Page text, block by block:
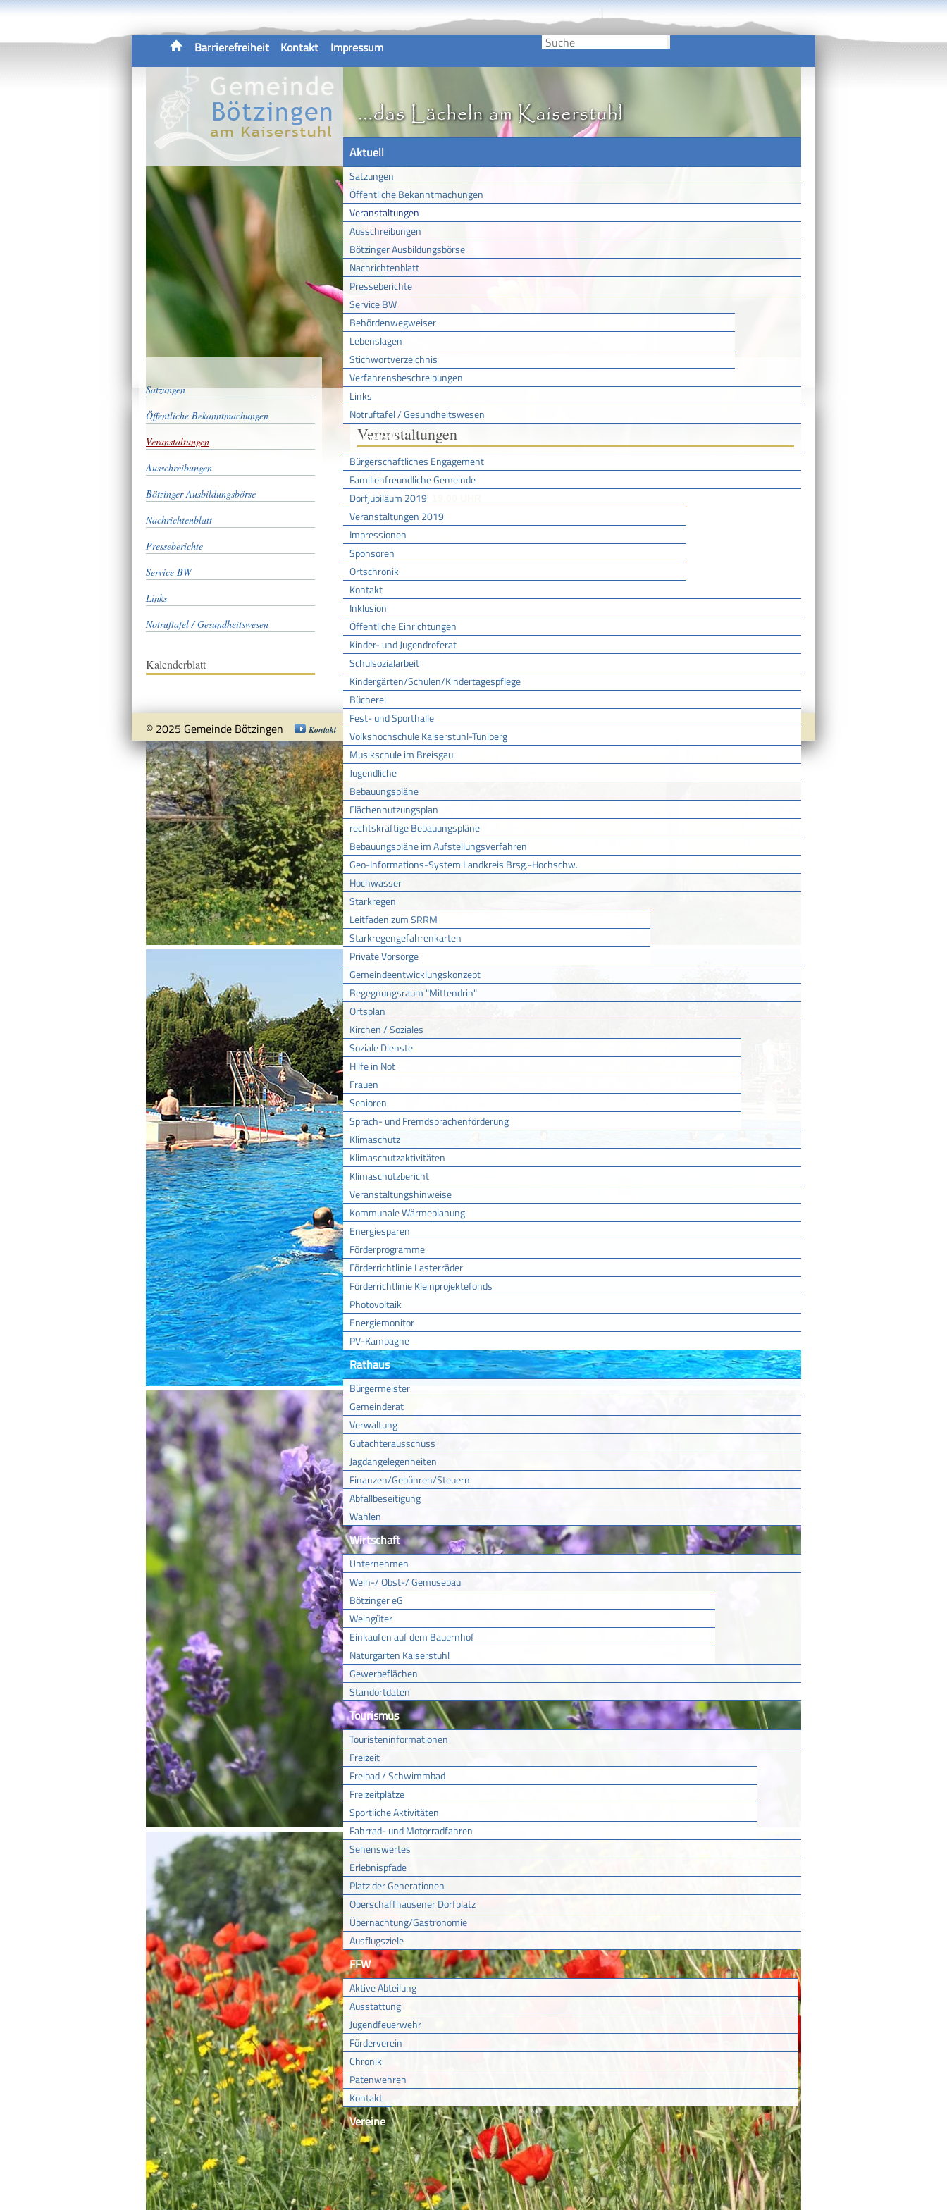
Barrierefreiheit Kontakt Impressum
Aktuell
Satzungen
Öffentliche Bekanntmachungen
Veranstaltungen
Ausschreibungen
Bötzinger Ausbildungsbörse
Nachrichtenblatt
Presseberichte
Service BW
Behördenwegweiser
Lebenslagen
Stichwortverzeichnis
Verfahrensbeschreibungen
Links
Notruftafel / Gesundheitswesen
Gemeinde
Bürgerschaftliches Engagement
Familienfreundliche Gemeinde
Dorfjubiläum 2019
Veranstaltungen 2019
Impressionen
Sponsoren
Ortschronik
Kontakt
Inklusion
Öffentliche Einrichtungen
Kinder- und Jugendreferat
Schulsozialarbeit
Kindergärten/Schulen/Kindertagespflege
Bücherei
Fest- und Sporthalle
Volkshochschule Kaiserstuhl-Tuniberg
Musikschule im Breisgau
Jugendliche
Bebauungspläne
Flächennutzungsplan
rechtskräftige Bebauungspläne
Bebauungspläne im Aufstellungsverfahren
Geo-Informations-System Landkreis Brsg.-Hochschw.
Hochwasser
Starkregen
Leitfaden zum SRRM
Starkregengefahrenkarten
Private Vorsorge
Gemeindeentwicklungskonzept
Begegnungsraum "Mittendrin"
Ortsplan
Kirchen / Soziales
Soziale Dienste
Hilfe in Not
Frauen
Senioren
Sprach- und Fremdsprachenförderung
Klimaschutz
Klimaschutzaktivitäten
Klimaschutzbericht
Veranstaltungshinweise
Kommunale Wärmeplanung
Energiesparen
Förderprogramme
Förderrichtlinie Lasterräder
Förderrichtlinie Kleinprojektefonds
Photovoltaik
Energiemonitor
PV-Kampagne
Rathaus
Bürgermeister
Gemeinderat
Verwaltung
Gutachterausschuss
Jagdangelegenheiten
Finanzen/Gebühren/Steuern
Abfallbeseitigung
Wahlen
Wirtschaft
Unternehmen
Wein-/ Obst-/ Gemüsebau
Bötzinger eG
Weingüter
Einkaufen auf dem Bauernhof
Naturgarten Kaiserstuhl
Gewerbeflächen
Standortdaten
Tourismus
Touristeninformationen
Freizeit
Freibad / Schwimmbad
Freizeitplätze
Sportliche Aktivitäten
Fahrrad- und Motorradfahren
Sehenswertes
Erlebnispfade
Platz der Generationen
Oberschaffhausener Dorfplatz
Übernachtung/Gastronomie
Ausflugsziele
FFW
Aktive Abteilung
Ausstattung
Jugendfeuerwehr
Förderverein
Chronik
Patenwehren
Kontakt
Vereine
Satzungen
Öffentliche Bekanntmachungen
Veranstaltungen
Ausschreibungen
Bötzinger Ausbildungsbörse
Nachrichtenblatt
Presseberichte
Service BW
Links
Notruftafel / Gesundheitswesen
Kalenderblatt
Sie sind hier:Startseite /Aktuell /Veranstaltungen
Veranstaltungen
Zurück
DI, 28.07.2026
ÖFFENTLICHE SITZUNG DES GEMEINDERATES
Veranstaltungsort
Rathaus Bürgersaal, Hauptstraße 11
Veranstalter
Gemeinde Bötzingen
Zurück
© 2025 Gemeinde Bötzingen Kontakt Impressum Datenschutz nach oben Cookies